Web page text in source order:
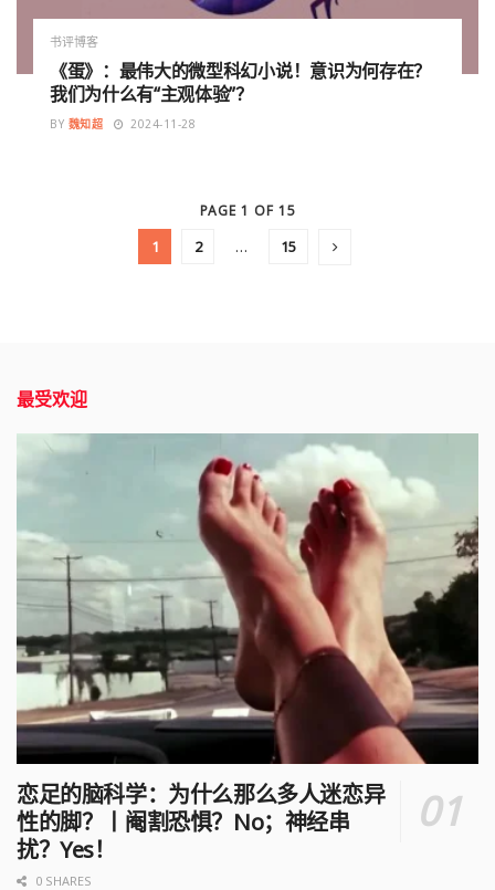
书评博客
《蛋》：最伟大的微型科幻小说！意识为何存在？
我们为什么有“主观体验”？
BY 魏知超 2024-11-28
PAGE 1 OF 15
1 2 … 15
最受欢迎
恋足的脑科学：为什么那么多人迷恋异
性的脚？丨阉割恐惧？No；神经串
扰？Yes！
0 SHARES